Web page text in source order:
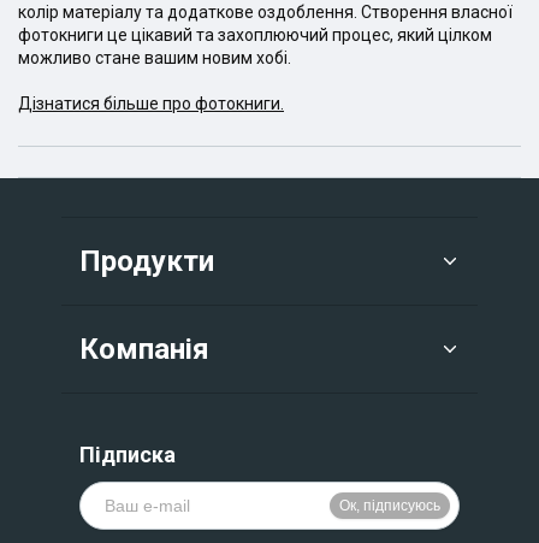
колір матеріалу та додаткове оздоблення. Створення власної
фотокниги це цікавий та захоплюючий процес, який цілком
можливо стане вашим новим хобі.
Дізнатися більше про фотокниги.
Продукти
Компанія
Підписка